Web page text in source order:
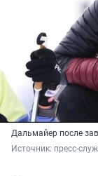
Дальмайер после
Источник: пресс-